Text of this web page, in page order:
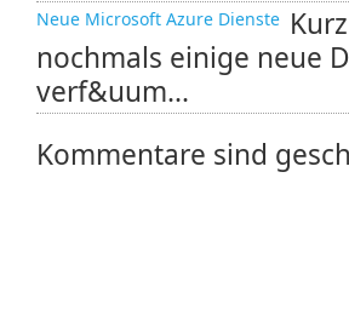
Neue Microsoft Azure Dienste
nochmals einige neue
verf&uum...
Kommentare sind